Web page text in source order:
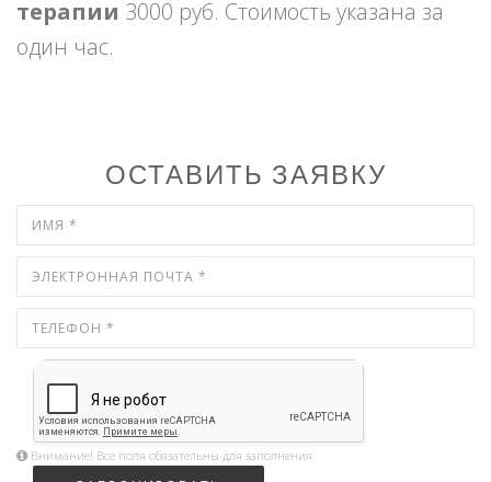
терапии 3000 руб. Стоимость указана за
один час.
ОСТАВИТЬ ЗАЯВКУ
Внимание! Все поля обязательны для заполнения